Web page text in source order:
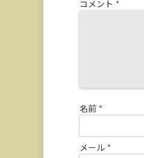
コメント *
名前 *
メール *